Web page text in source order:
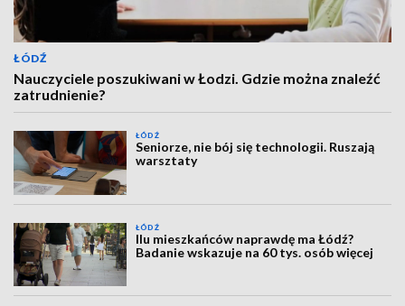
ŁÓDŹ
Nauczyciele poszukiwani w Łodzi. Gdzie można znaleźć
zatrudnienie?
ŁÓDŹ
Seniorze, nie bój się technologii. Ruszają
warsztaty
ŁÓDŹ
Ilu mieszkańców naprawdę ma Łódź?
Badanie wskazuje na 60 tys. osób więcej